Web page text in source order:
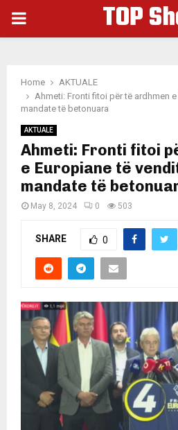
PRIMARY
TOP
Home
AKTUALE
Ahmeti: Fronti fitoi për të ardhmen
mandate të betonuara
AKTUALE
Ahmeti: Fronti fitoi
e Europiane të
mandate të
May 8, 2024 0 503
SHARE 0